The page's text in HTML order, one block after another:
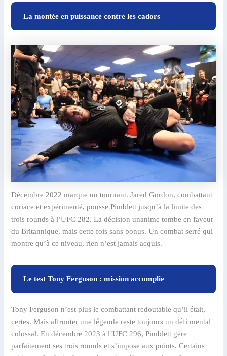
La montée en puissance contre les cadors
Décembre 2022 marque un tournant. Jared Gordon, combattant
coriace et expérimenté, pousse Pimblett jusqu’à la limite des
trois rounds à l’UFC 282. La décision unanime tombe en faveur
du Britannique, mais cette fois sans bonus. Un combat serré qui
montre qu’à ce niveau, rien n’est jamais acquis.
Le test Tony Ferguson : mission accomplie
Tony Ferguson n’est plus le combattant redoutable qu’il était,
certes. Mais affronter une légende reste toujours un défi mental
colossal. En décembre 2023 à l’UFC 296, Pimblett gère
parfaitement ses trois rounds et s’impose aux points. Certains